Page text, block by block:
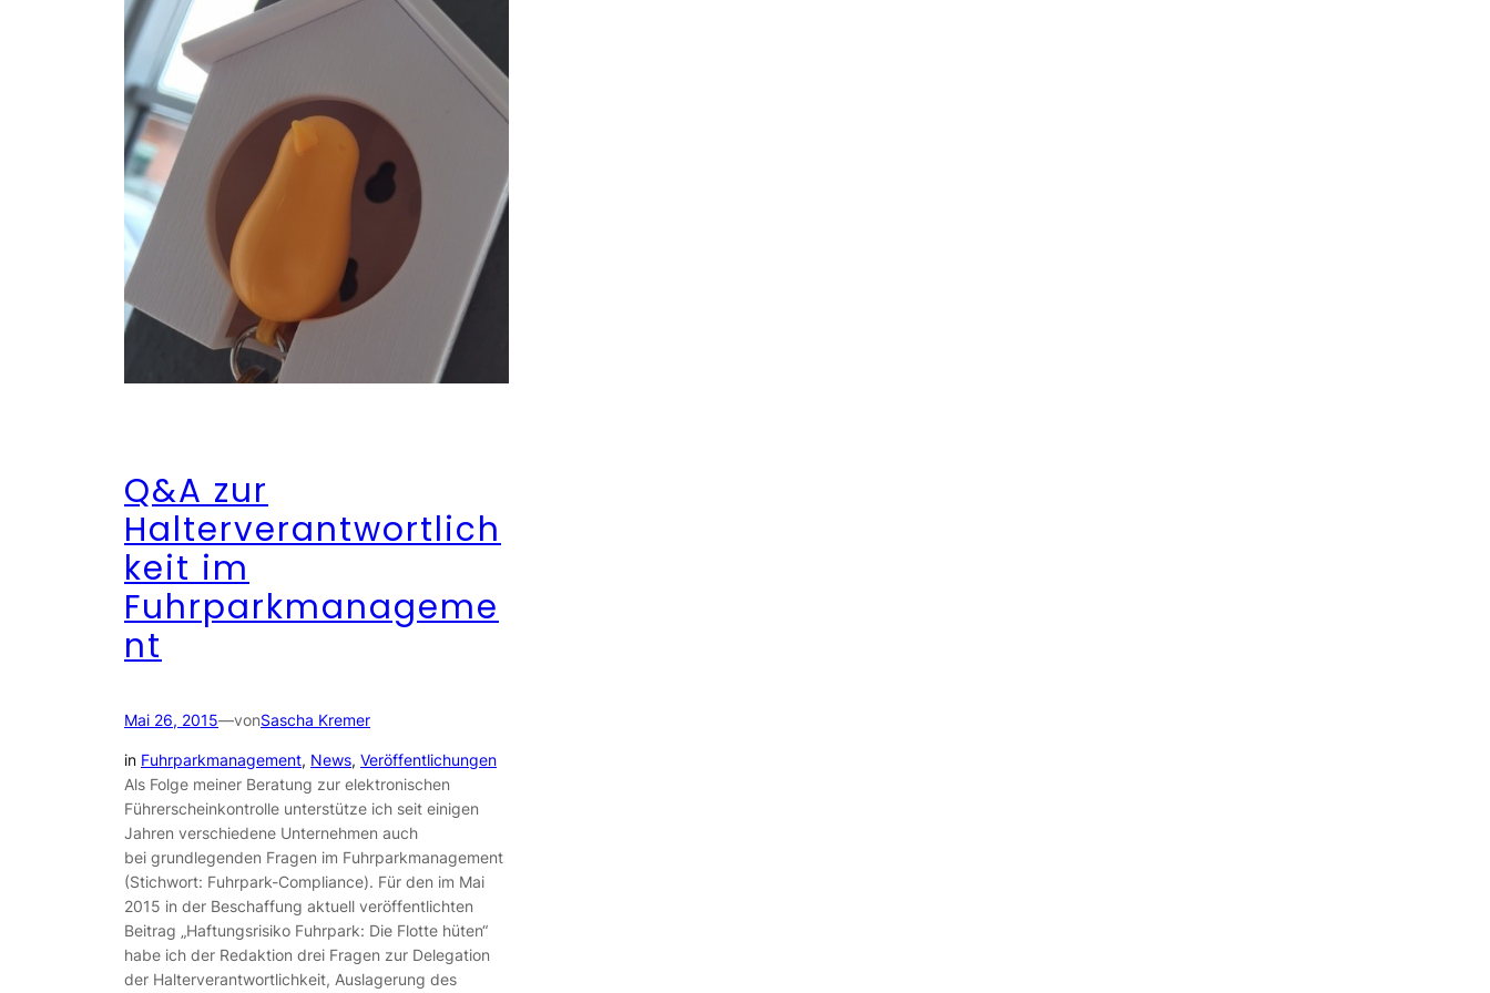
Q&A zur
Halterverantwortlich
keit im
Fuhrparkmanageme
nt
Mai 26, 2015—vonSascha Kremer
in Fuhrparkmanagement, News, Veröffentlichungen
Als Folge meiner Beratung zur elektronischen
Führerscheinkontrolle unterstütze ich seit einigen
Jahren verschiedene Unternehmen auch
bei grundlegenden Fragen im Fuhrparkmanagement
(Stichwort: Fuhrpark-Compliance). Für den im Mai
2015 in der Beschaffung aktuell veröffentlichten
Beitrag „Haftungsrisiko Fuhrpark: Die Flotte hüten“
habe ich der Redaktion drei Fragen zur Delegation
der Halterverantwortlichkeit, Auslagerung des